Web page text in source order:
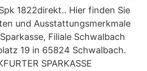
1822direkt.. Hier finden Sie
und Ausstattungsmerkmale
Filiale Schwalbach
19 in 65824 Schwalbach.
SPARKASSE